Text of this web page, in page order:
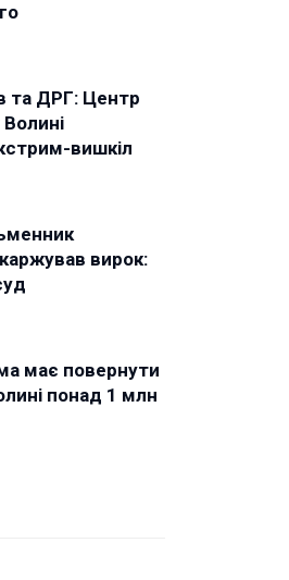
та ДРГ: Центр
вишкіл
вирок:
має повернути
понад 1 млн